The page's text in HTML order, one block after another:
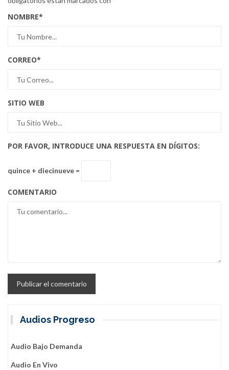
NOMBRE*
CORREO*
SITIO WEB
POR FAVOR, INTRODUCE UNA RESPUESTA EN DÍGITOS:
quince + diecinueve =
COMENTARIO
Audios Progreso
Audio Bajo Demanda
Audio En Vivo